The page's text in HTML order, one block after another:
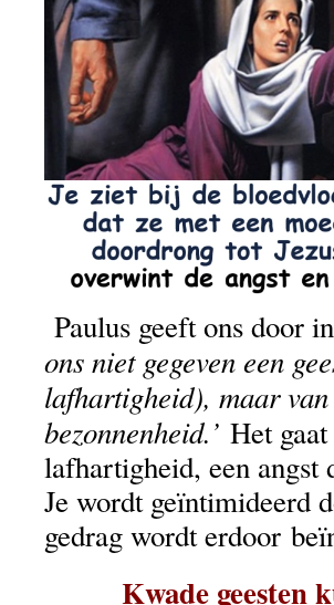
Paulus geeft ons door
ons niet gegeven een
lafhartigheid), maar
bezonnenheid.’ Het
lafhartigheid, een
Je wordt geïntimideerd
gedrag wordt erdoor
Kwade geesten